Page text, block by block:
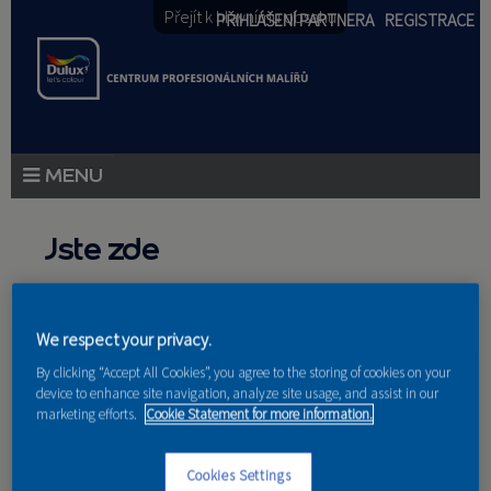
Přejít k hlavnímu obsahu
PŘIHLÁŠENÍ PARTNERA REGISTRACE
AKCE A NOVINKY
AKADEMIE
Jste zde
We respect your privacy.
By clicking “Accept All Cookies”, you agree to the storing of cookies on your
device to enhance site navigation, analyze site usage, and assist in our
marketing efforts. Cookie Statement for more information.
Cookies Settings